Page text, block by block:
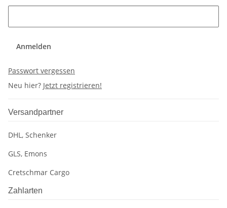
Anmelden
Passwort vergessen
Neu hier? Jetzt registrieren!
Versandpartner
DHL, Schenker
GLS, Emons
Cretschmar Cargo
Zahlarten